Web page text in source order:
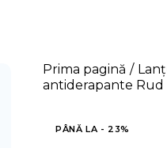
Prima pagină
antiderapante Rud
PÂNĂ LA- 23%